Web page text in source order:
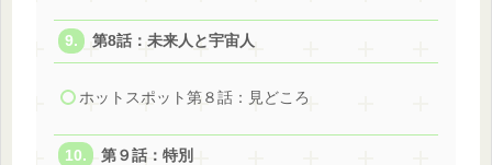
第8話：未来人と宇宙人
ホットスポット第８話：見どころ
第９話：特別